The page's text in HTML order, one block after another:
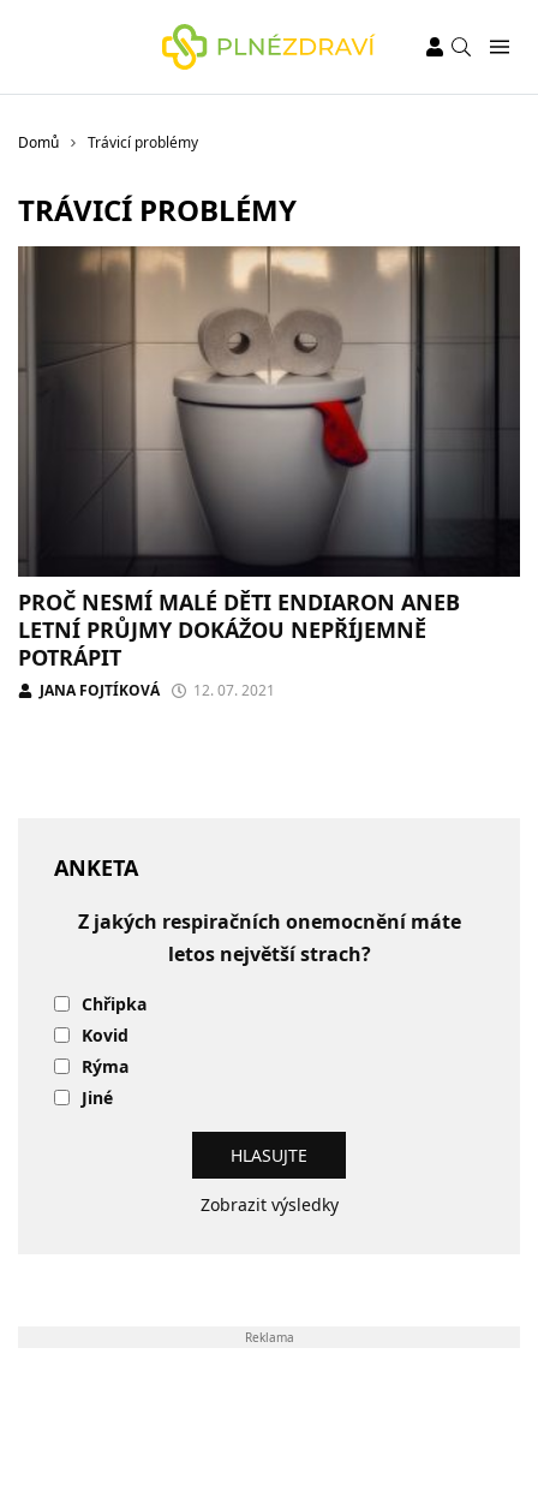
Domů Trávicí problémy
TRÁVICÍ PROBLÉMY
PROČ NESMÍ MALÉ DĚTI ENDIARON ANEB
LETNÍ PRŮJMY DOKÁŽOU NEPŘÍJEMNĚ
POTRÁPIT
JANA FOJTÍKOVÁ 12. 07. 2021
ANKETA
Z jakých respiračních onemocnění máte
letos největší strach?
Chřipka
Kovid
Rýma
Jiné
Zobrazit výsledky
Reklama